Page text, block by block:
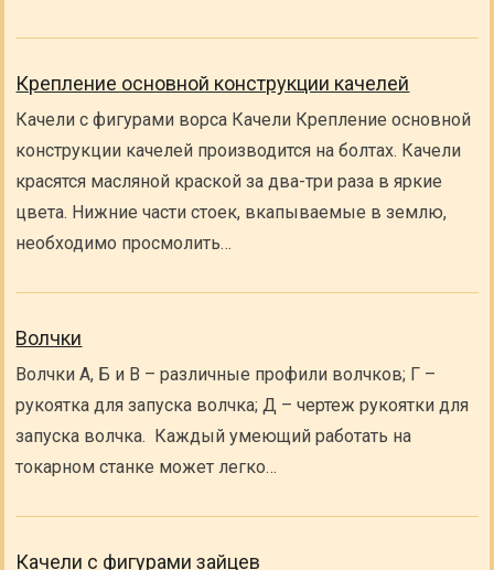
Крепление основной конструкции качелей
Качели с фигурами ворса Качели Крепление основной
конструкции качелей производится на болтах. Качели
красятся масляной краской за два-три раза в яркие
цвета. Нижние части стоек, вкапываемые в землю,
необходимо просмолить…
Волчки
Волчки А, Б и В – различные профили волчков; Г –
рукоятка для запуска волчка; Д – чертеж рукоятки для
запуска волчка. Каждый умеющий работать на
токарном станке может легко…
Качели с фигурами зайцев